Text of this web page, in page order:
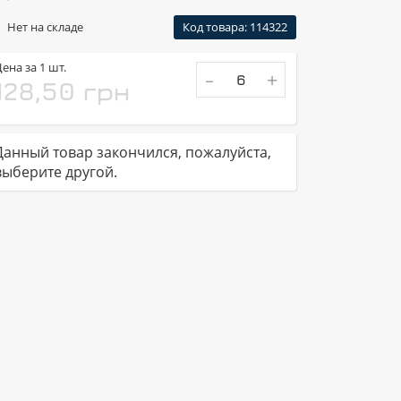
Нет на складе Код товара: 114322
за 1 шт.
грн - +
товар закончился, пожалуйста,
другой.